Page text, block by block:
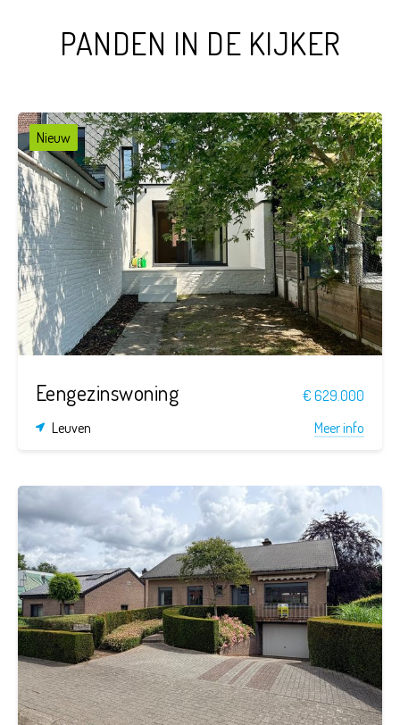
PANDEN IN DE KIJKER
Nieuw
3
1
121 m²
112 m²
Eengezinswoning
€ 629.000
Leuven
Meer info
3
1
1.164 m²
268 m²